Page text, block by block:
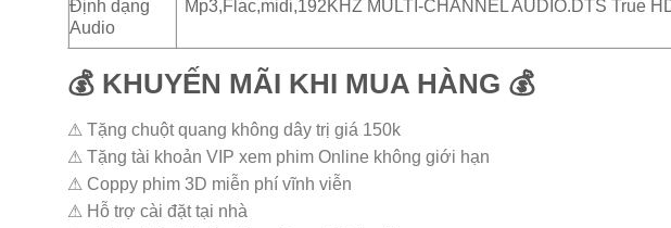
Định dạng
Audio
Mp3,Flac,midi,192KHZ MULTI-CHANNEL AUDIO.DTS True
💰 KHUYẾN MÃI KHI MUA HÀNG 💰
⚠ Tặng chuột quang không dây trị giá 150k
⚠ Tặng tài khoản VIP xem phim Online không giới hạn
⚠ Coppy phim 3D miễn phí vĩnh viễn
⚠ Hỗ trợ cài đặt tại nhà